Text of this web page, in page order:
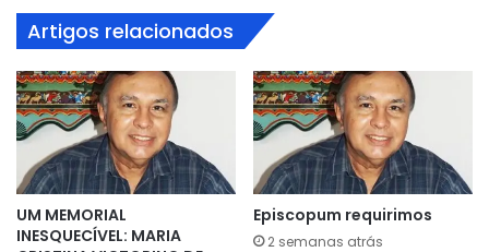
Artigos relacionados
UM MEMORIAL
INESQUECÍVEL: MARIA
Episcopum requirimos
2 semanas atrás